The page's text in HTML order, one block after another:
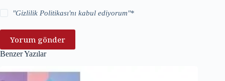
"Gizlilik Politikası'nı kabul ediyorum"*
Yorum gönder
Benzer Yazılar